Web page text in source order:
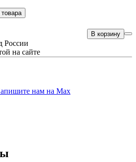
В корзину
России
на сайте
нам на Max